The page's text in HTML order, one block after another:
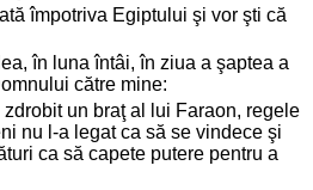
împotriva Egiptului şi vor şti că
în luna întâi, în ziua a şaptea a
către mine:
un braţ al lui Faraon, regele
nu l-a legat ca să se vindece şi
ca să capete putere pentru a